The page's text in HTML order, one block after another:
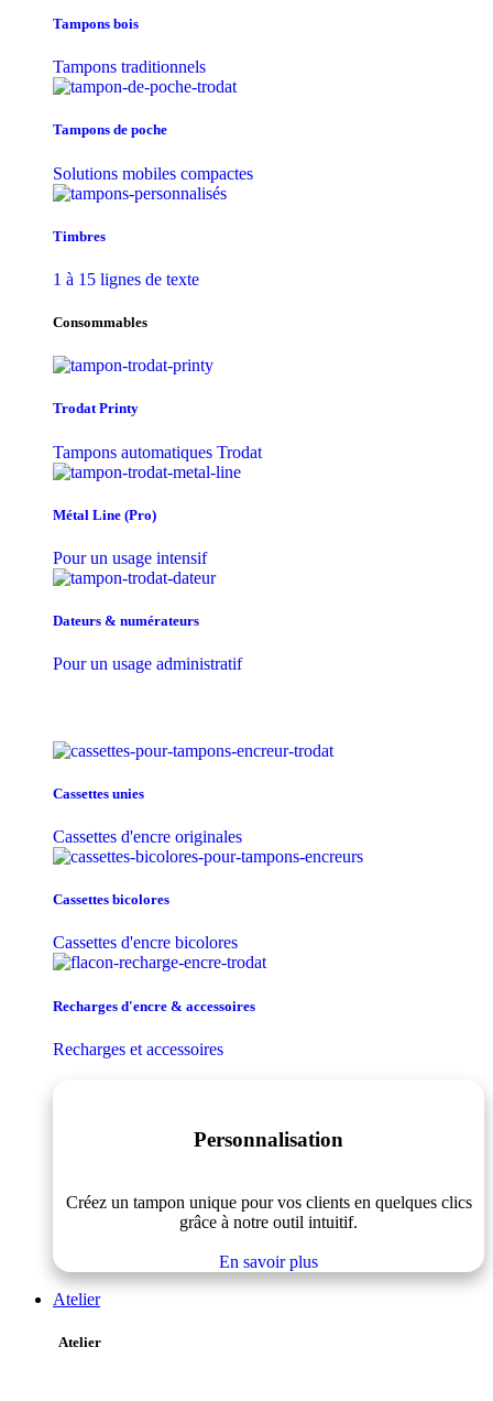
Tampons bois
Tampons traditionnels
Tampons de poche
Solutions mobiles compactes
Timbres
1 à 15 lignes de texte
Consommables
Trodat Printy
Tampons automatiques Trodat
Métal Line (Pro)
Pour un usage intensif
Dateurs & numérateurs
Pour un usage administratif
Cassettes unies
Cassettes d'encre originales
Cassettes bicolores
Cassettes d'encre bicolores
Recharges d'encre & accessoires
Recharges et accessoires
Personnalisation
Créez un tampon unique pour vos clients en quelques clics
grâce à notre outil intuitif.
En savoir plus
Atelier
Atelier